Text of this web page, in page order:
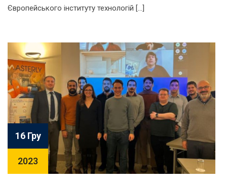
Європейського інституту технологій […]
16 Гру
2023